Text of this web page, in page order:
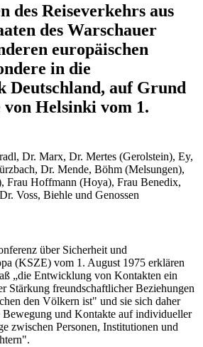
des Reiseverkehrs aus
des Warschauer
europäischen
in die
Deutschland, auf Grund
Helsinki vom 1.
Dr. Marx, Dr. Mertes (Gerolstein), Ey,
Dr. Mende, Böhm (Melsungen),
Frau Hoffmann (Hoya), Frau Benedix,
Voss, Biehle und Genossen
über Sicherheit und
(KSZE) vom 1. August 1975 erklären
„die Entwicklung von Kontakten ein
Stärkung freundschaftlicher Beziehungen
den Völkern ist" und sie sich daher
Bewegung und Kontakte auf individueller
zwischen Personen, Institutionen und